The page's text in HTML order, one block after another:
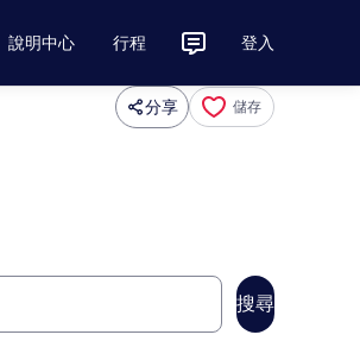
說明中心 行程 登入
分享 儲存
搜尋